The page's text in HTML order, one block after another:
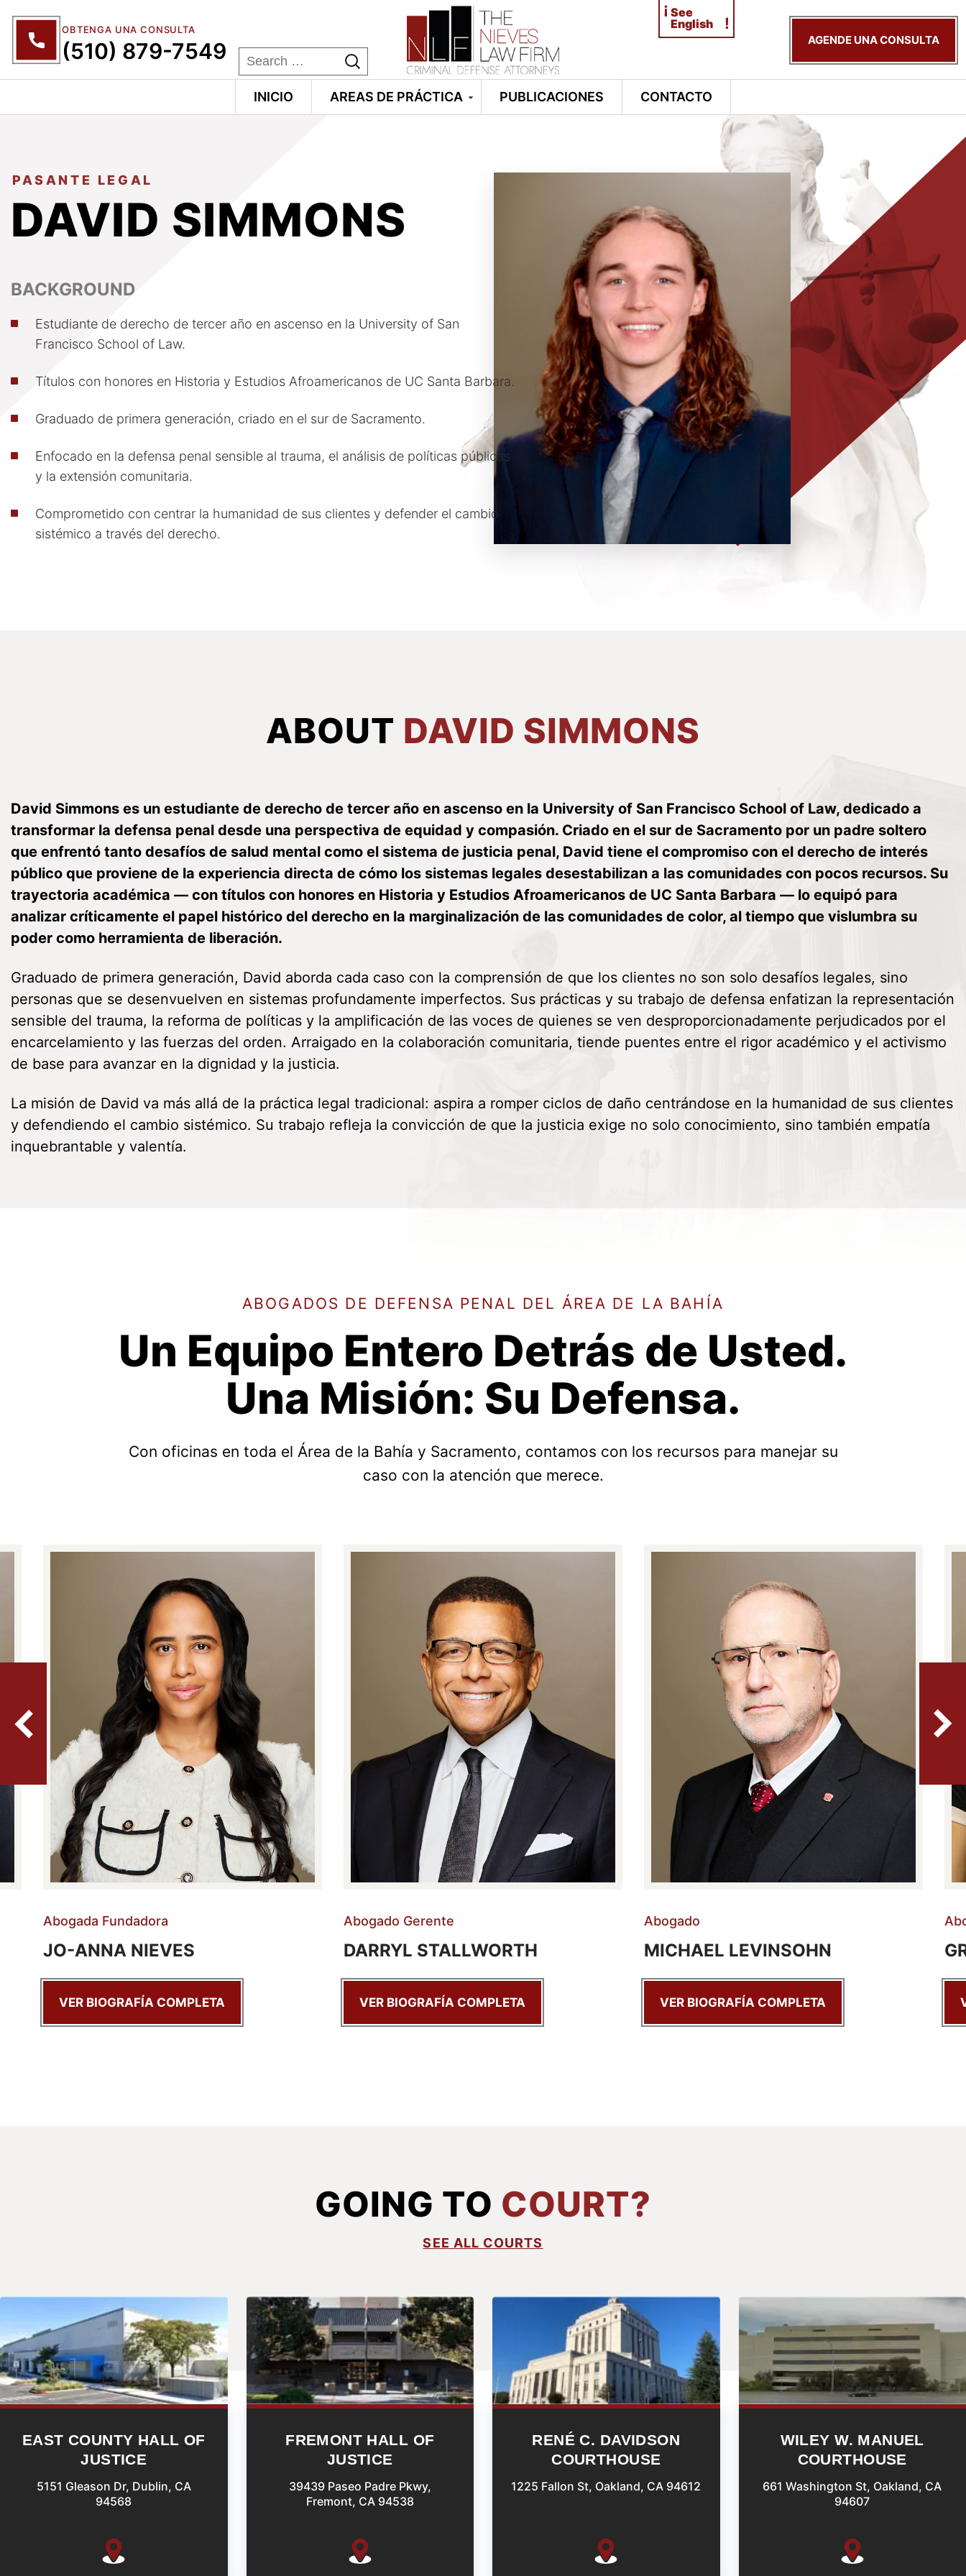
OBTENGA UNA CONSULTA
(510) 879-7549
¡ See
English
!
AGENDE UNA CONSULTA
INICIO AREAS DE PRÁCTICA PUBLICACIONES CONTACTO
PASANTE LEGAL
DAVID SIMMONS
BACKGROUND
Estudiante de derecho de tercer año en ascenso en la University of San
Francisco School of Law.
Títulos con honores en Historia y Estudios Afroamericanos de UC Santa Barbara.
Graduado de primera generación, criado en el sur de Sacramento.
Enfocado en la defensa penal sensible al trauma, el análisis de políticas públicas
y la extensión comunitaria.
Comprometido con centrar la humanidad de sus clientes y defender el cambio
sistémico a través del derecho.
ABOUT DAVID SIMMONS
David Simmons es un estudiante de derecho de tercer año en ascenso en la University of San Francisco School of Law, dedicado a
transformar la defensa penal desde una perspectiva de equidad y compasión. Criado en el sur de Sacramento por un padre soltero
que enfrentó tanto desafíos de salud mental como el sistema de justicia penal, David tiene el compromiso con el derecho de interés
público que proviene de la experiencia directa de cómo los sistemas legales desestabilizan a las comunidades con pocos recursos. Su
trayectoria académica — con títulos con honores en Historia y Estudios Afroamericanos de UC Santa Barbara — lo equipó para
analizar críticamente el papel histórico del derecho en la marginalización de las comunidades de color, al tiempo que vislumbra su
poder como herramienta de liberación.
Graduado de primera generación, David aborda cada caso con la comprensión de que los clientes no son solo desafíos legales, sino
personas que se desenvuelven en sistemas profundamente imperfectos. Sus prácticas y su trabajo de defensa enfatizan la representación
sensible del trauma, la reforma de políticas y la amplificación de las voces de quienes se ven desproporcionadamente perjudicados por el
encarcelamiento y las fuerzas del orden. Arraigado en la colaboración comunitaria, tiende puentes entre el rigor académico y el activismo
de base para avanzar en la dignidad y la justicia.
La misión de David va más allá de la práctica legal tradicional: aspira a romper ciclos de daño centrándose en la humanidad de sus clientes
y defendiendo el cambio sistémico. Su trabajo refleja la convicción de que la justicia exige no solo conocimiento, sino también empatía
inquebrantable y valentía.
ABOGADOS DE DEFENSA PENAL DEL ÁREA DE LA BAHÍA
Un Equipo Entero Detrás de Usted.
Una Misión: Su Defensa.
Con oficinas en toda el Área de la Bahía y Sacramento, contamos con los recursos para manejar su
caso con la atención que merece.
Abogada Fundadora
JO-ANNA NIEVES
VER BIOGRAFÍA COMPLETA
Abogado Gerente
DARRYL STALLWORTH
VER BIOGRAFÍA COMPLETA
Abogado
MICHAEL LEVINSOHN
VER BIOGRAFÍA COMPLETA
GOING TO COURT?
SEE ALL COURTS
EAST COUNTY HALL OF
JUSTICE
5151 Gleason Dr, Dublin, CA
94568
FREMONT HALL OF
JUSTICE
39439 Paseo Padre Pkwy,
Fremont, CA 94538
RENÉ C. DAVIDSON
COURTHOUSE
1225 Fallon St, Oakland, CA 94612
WILEY W. MANUEL
COURTHOUSE
661 Washington St, Oakland, CA
94607